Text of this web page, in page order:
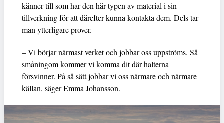
känner till som har den här typen av material i sin
tillverkning för att därefter kunna kontakta dem. Dels tar
man ytterligare prover.
– Vi börjar närmast verket och jobbar oss uppströms. Så
småningom kommer vi komma dit där halterna
försvinner. På så sätt jobbar vi oss närmare och närmare
källan, säger Emma Johansson.